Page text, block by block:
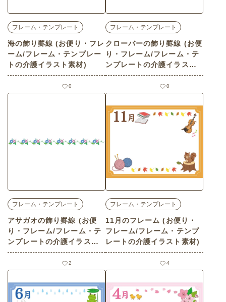
フレーム・テンプレート
海の飾り罫線 (お便り・フレ
ーム/フレーム・テンプレー
トの介護イラスト素材)
0
フレーム・テンプレート
クローバーの飾り罫線 (お便
り・フレーム/フレーム・テ
ンプレートの介護イラスト
素材)
0
フレーム・テンプレート
アサガオの飾り罫線 (お便
り・フレーム/フレーム・テ
ンプレートの介護イラスト
素材)
2
フレーム・テンプレート
11月のフレーム (お便り・
フレーム/フレーム・テンプ
レートの介護イラスト素材)
4